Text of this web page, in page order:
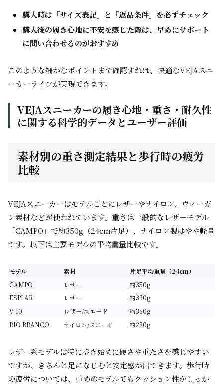
購入時は「サイズ表記」と「返品条件」を必ずチェック
購入後の履き心地に不安を感じた際は、早めにサポート
に問い合わせるのがおすすめ
このような細かなポイントまで確認すれば、快適なVEJAスニ
ーカーライフが実現できます。
VEJAスニーカーの履き心地・重さ・耐久性
に関する科学的データとユーザー評価
素材別の重さ測定結果と歩行時の疲労
比較
VEJAスニーカーはモデルごとにレザーやナイロン、ヴィーガ
ン素材などが使われています。重さは一般的なレザーモデル
「CAMPO」で約350g（24cm片足）、ナイロン製はやや軽量
です。以下は主要モデルの平均重量比較です。
モデル 素材
片足平均重量（24cm）
CAMPO
レザー
約350g
ESPLAR
レザー
約330g
V-10
レザー/スエード
約360g
RIO BRANCO
ナイロン/スエード 約290g
レザー系モデルは特に歩き始めに硬さや重たさを感じやすい
ですが、きちんと足になじむと安定感が出てきます。歩行時
の疲労については、重めのモデルでもクッション性がしっか